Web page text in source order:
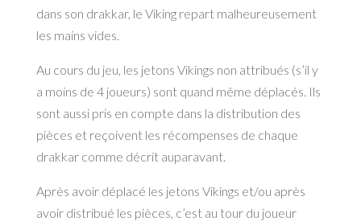
dans son drakkar, le Viking repart malheureusement
les mains vides.
Au cours du jeu, les jetons Vikings non attribués (s’il y
a moins de 4 joueurs) sont quand même déplacés. Ils
sont aussi pris en compte dans la distribution des
pièces et reçoivent les récompenses de chaque
drakkar comme décrit auparavant.
Après avoir déplacé les jetons Vikings et/ou après
avoir distribué les pièces, c’est au tour du joueur